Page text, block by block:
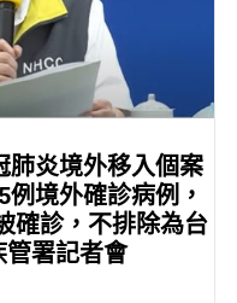
肺炎境外移入個案
境外確診病例，
確診，不排除為台
署記者會